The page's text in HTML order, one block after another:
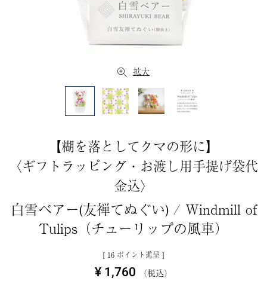
拡大
【糊を落としてクマの形に】
〈ギフトラッピング・お渡し用手提げ袋代
金込〉
白雪ベアー(友禅てぬぐい) / Windmill of
Tulips（チューリップの風車）
[ 16 ポイント進呈 ]
¥ 1,760 税込